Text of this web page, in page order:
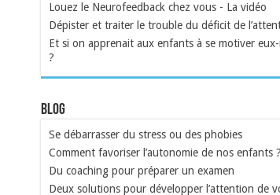
Louez le Neurofeedback chez vous - La vidéo
Dépister et traiter le trouble du déficit de
Et si on apprenait aux enfants à se motiver eux-
?
Blog
Se débarrasser du stress ou des phobies
Comment favoriser l’autonomie de nos enfants ?
Du coaching pour préparer un examen
Deux solutions pour développer l’attention de